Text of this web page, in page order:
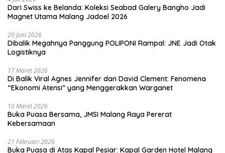
Dari Swiss ke Belanda: Koleksi Seabad Galery Bangho Jadi
Magnet Utama Malang Jadoel 2026
20 Juni 2026
Dibalik Megahnya Panggung POLIPONI Rampal: JNE Jadi Otak
Logistiknya
17 Maret 2026
Di Balik Viral Agnes Jennifer dan David Clement: Fenomena
“Ekonomi Atensi” yang Menggerakkan Warganet
10 Maret 2026
Buka Puasa Bersama, JMSI Malang Raya Pererat
Kebersamaan
21 Februari 2026
Buka Puasa di Atas Kapal Pesiar: Kapal Garden Hotel Malang